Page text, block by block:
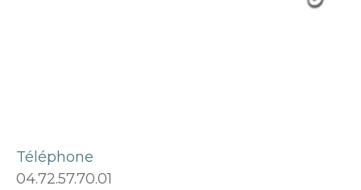
Téléphone
04.72.57.70.01